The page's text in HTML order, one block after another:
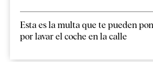
Esta es la multa que te pueden
por lavar el coche en la calle